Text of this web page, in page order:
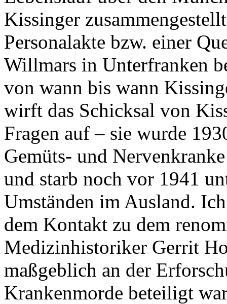
Kissinger
Personalakte bzw. einer
Willmars in Unterfranken
von wann bis wann
wirft das Schicksal von
Fragen auf – sie wurde
Gemüts- und
und starb noch vor 1941
Umständen im Ausland.
dem Kontakt zu dem
Medizinhistoriker Gerrit
maßgeblich an der
Krankenmorde beteiligt